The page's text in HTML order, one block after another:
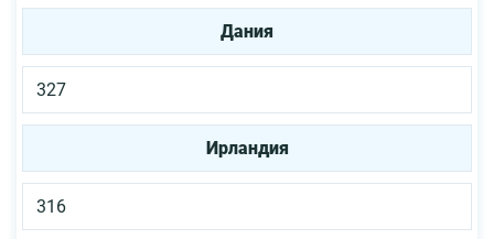
Дания
327
Ирландия
316